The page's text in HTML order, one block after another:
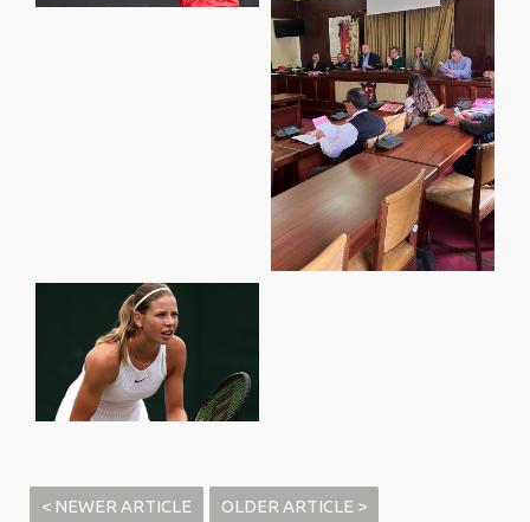
< NEWER ARTICLE OLDER ARTICLE >